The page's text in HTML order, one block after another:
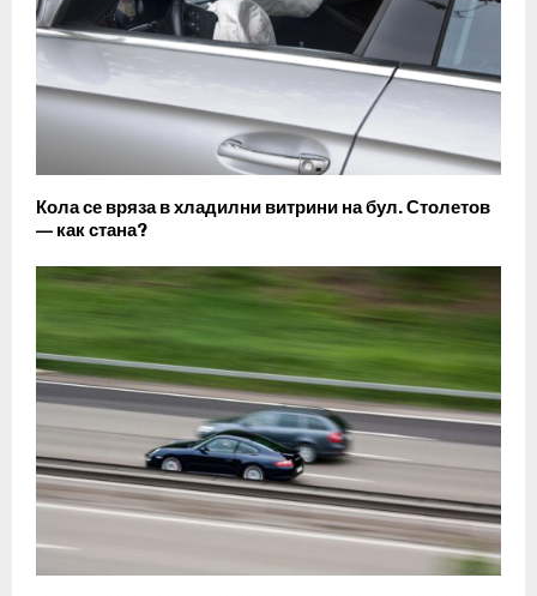
Кола се вряза в хладилни витрини на бул. Столетов
— как стана?